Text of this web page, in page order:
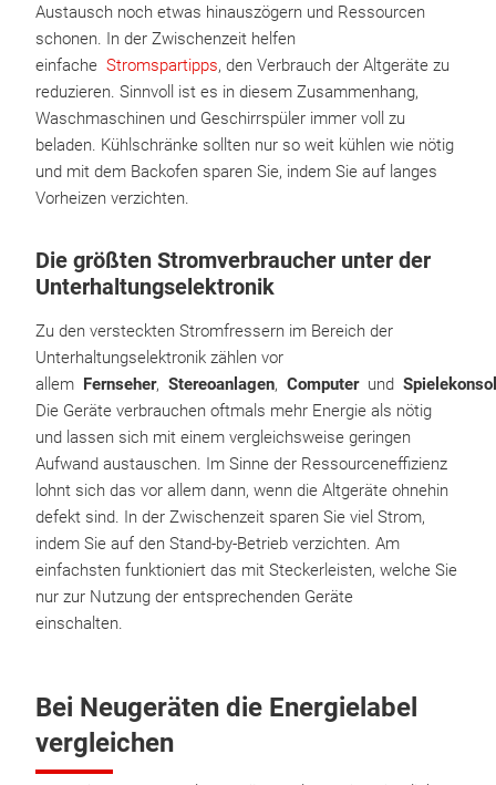
Austausch noch etwas hinauszögern und Ressourcen
schonen. In der Zwischenzeit helfen
einfache Stromspartipps, den Verbrauch der Altgeräte zu
reduzieren. Sinnvoll ist es in diesem Zusammenhang,
Waschmaschinen und Geschirrspüler immer voll zu
beladen. Kühlschränke sollten nur so weit kühlen wie nötig
und mit dem Backofen sparen Sie, indem Sie auf langes
Vorheizen verzichten.
Die größten Stromverbraucher unter der
Unterhaltungselektronik
Zu den versteckten Stromfressern im Bereich der
Unterhaltungselektronik zählen vor
allem Fernseher, Stereoanlagen, Computer und
Die Geräte verbrauchen oftmals mehr Energie als nötig
und lassen sich mit einem vergleichsweise geringen
Aufwand austauschen. Im Sinne der Ressourceneffizienz
lohnt sich das vor allem dann, wenn die Altgeräte ohnehin
defekt sind. In der Zwischenzeit sparen Sie viel Strom,
indem Sie auf den Stand-by-Betrieb verzichten. Am
einfachsten funktioniert das mit Steckerleisten, welche Sie
nur zur Nutzung der entsprechenden Geräte
einschalten.
Bei Neugeräten die Energielabel
vergleichen